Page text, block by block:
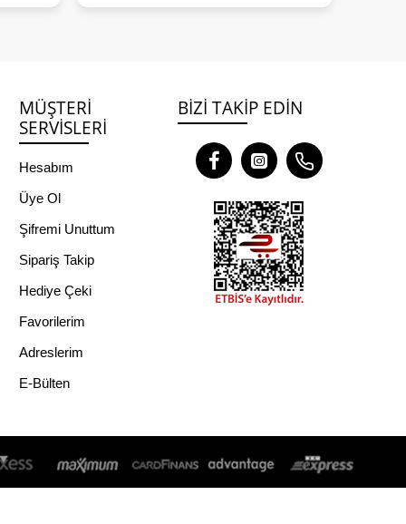
MÜŞTERI
SERVISLERI
Hesabım
Üye Ol
Şifremi Unuttum
Sipariş Takip
Hediye Çeki
Favorilerim
Adreslerim
E-Bülten
BIZI TAKIP EDIN